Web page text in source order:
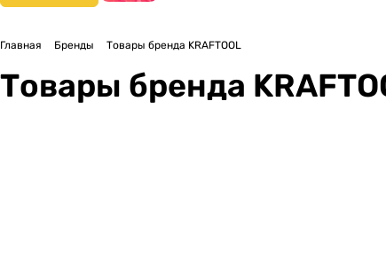
Главная Бренды Товары бренда KRAFTOOL
Товары бренда